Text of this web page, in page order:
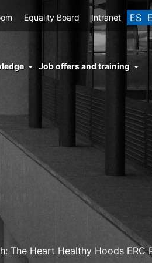
ES
Equality Board Intranet
Job offers and training
The Heart Healthy Hoods ERC